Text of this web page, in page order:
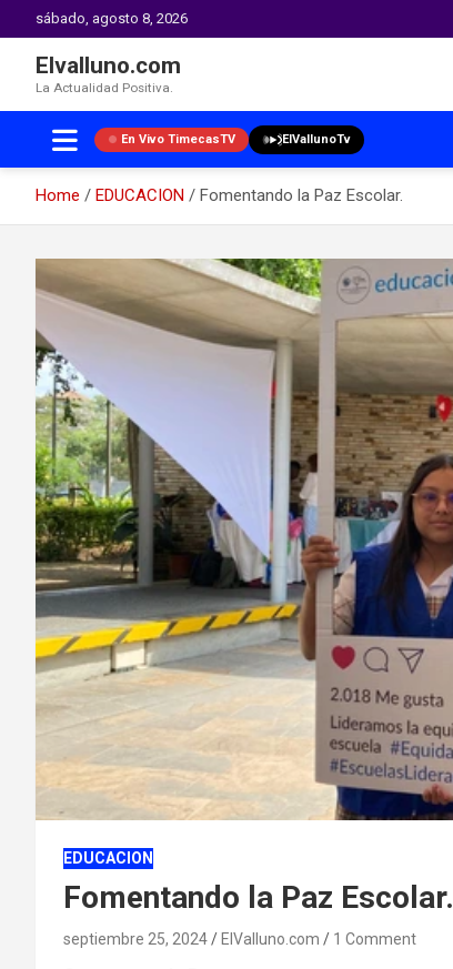
sábado, agosto 8, 2026
Elvalluno.com
La Actualidad Positiva.
En Vivo TimecasTV ElVallunoTv
Home EDUCACION
Fomentando la Paz Escolar.
EDUCACION
Fomentando la Paz Escolar.
septiembre 25, 2024 ElValluno.com 1 Comment